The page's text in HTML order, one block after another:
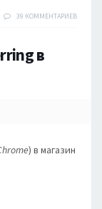
39 КОММЕНТАРИЕВ
в
) в магазин